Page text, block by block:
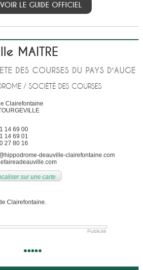
LE GUIDE OFFICIEL
MAITRE
DES COURSES DU PAYS D'AUGE
/ SOCIÉTÉ DES COURSES
Clairefontaine
14 69 00
14 69 01
27 80 16
deauville-clairefontaine.com
sur une carte
Clairefontaine.
Publicité